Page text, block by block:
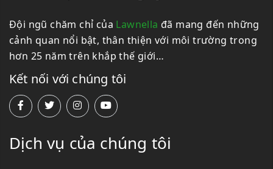
Đội ngũ chăm chỉ của Lawnella đã mang đến những
cảnh quan nổi bật, thân thiện với môi trường trong
hơn 25 năm trên khắp thế giới…
Kết nối với chúng tôi
Dịch vụ của chúng tôi